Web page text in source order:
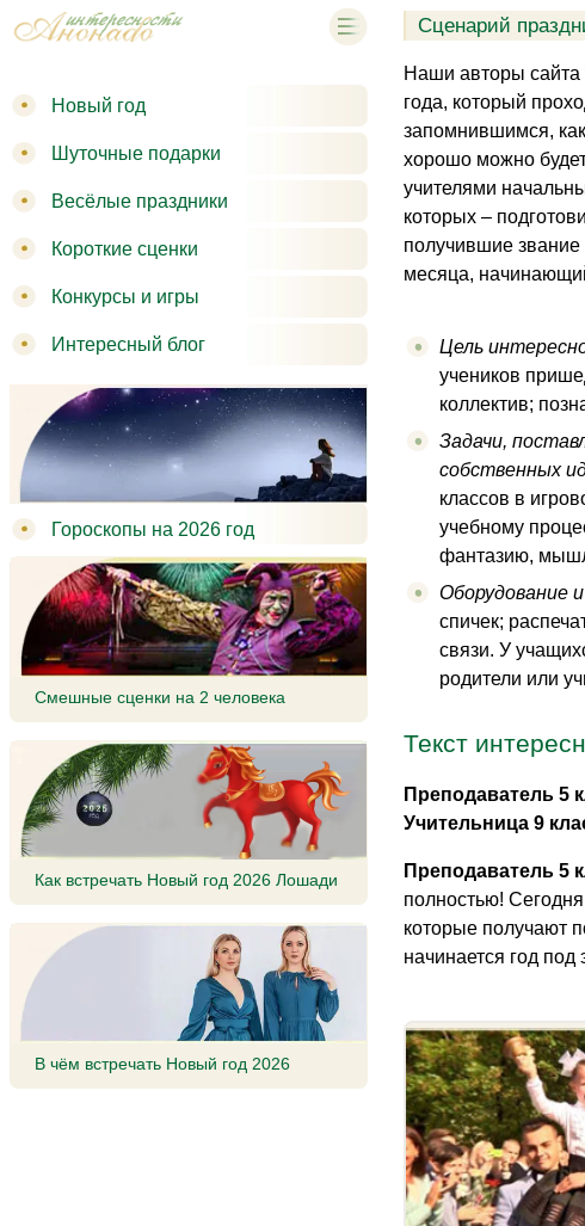
Сценарий
Наши авторы сайта
года, который
запомнившимся,
хорошо можно
учителями
которых –
получившие звание
месяца,
Цель
учеников
коллектив;
Задачи,
собственных
классов в
учебному
фантазию,
Оборудование
спичек;
связи. У
родители или
Текст
Преподаватель 5
Учительница 9
Преподаватель 5
полностью!
которые получают
начинается год
Новый год
Шуточные подарки
Весёлые праздники
Короткие сценки
Конкурсы и игры
Интересный блог
Гороскопы на 2026 год
Смешные сценки на 2 человека
Как встречать Новый год 2026 Лошади
В чём встречать Новый год 2026